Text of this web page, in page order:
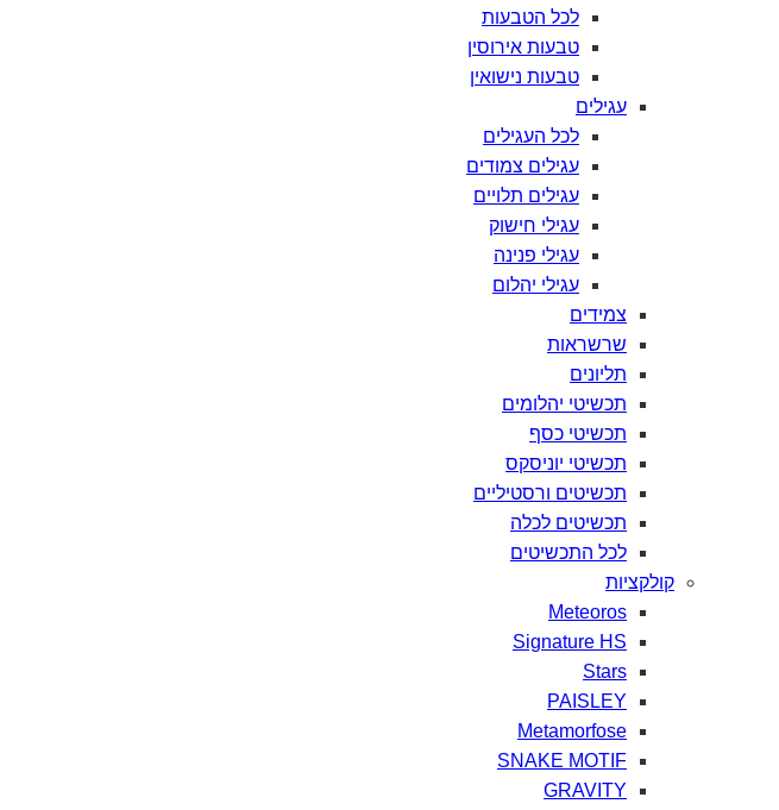
לכל הטבעות
טבעות אירוסין
טבעות נישואין
עגילים
לכל העגילים
עגילים צמודים
עגילים תלויים
עגילי חישוק
עגילי פנינה
עגילי יהלום
צמידים
שרשראות
תליונים
תכשיטי יהלומים
תכשיטי כסף
תכשיטי יוניסקס
תכשיטים ורסטיליים
תכשיטים לכלה
לכל התכשיטים
קולקציות
Meteoros
Signature HS
Stars
PAISLEY
Metamorfose
SNAKE MOTIF
GRAVITY